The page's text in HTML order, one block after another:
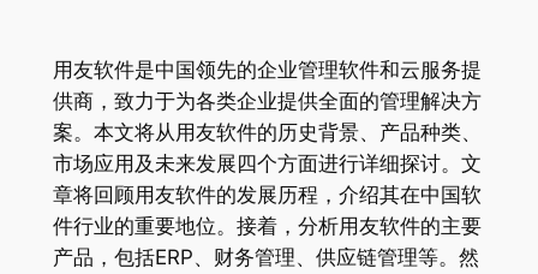
用友软件是中国领先的企业管理软件和云服务提
供商，致力于为各类企业提供全面的管理解决方
案。本文将从用友软件的历史背景、产品种类、
市场应用及未来发展四个方面进行详细探讨。文
章将回顾用友软件的发展历程，介绍其在中国软
件行业的重要地位。接着，分析用友软件的主要
产品，包括ERP、财务管理、供应链管理等。然